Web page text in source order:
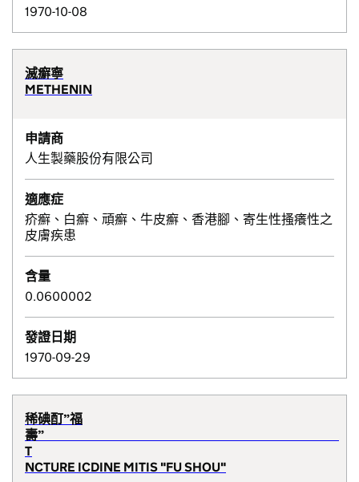
1970-10-08
滅癬寧
METHENIN
申請商
人生製藥股份有限公司
適應症
疥癬、白癬、頑癬、牛皮癬、香港腳、寄生性搔癢性之
皮膚疾患
含量
0.0600002
發證日期
1970-09-29
稀碘酊”福
壽”
T
NCTURE ICDINE MITIS "FU SHOU"